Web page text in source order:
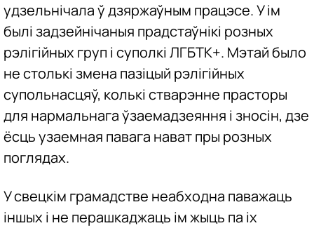
удзельнічала ў дзяржаўным працэсе. У ім
былі задзейнічаныя прадстаўнікі розных
рэлігійных груп і суполкі ЛГБТК+. Мэтай было
не столькі змена пазіцый рэлігійных
супольнасцяў, колькі стварэнне прасторы
для нармальнага ўзаемадзеяння і зносін, дзе
ёсць узаемная павага нават пры розных
поглядах.
У свецкім грамадстве неабходна паважаць
іншых і не перашкаджаць ім жыць па іх